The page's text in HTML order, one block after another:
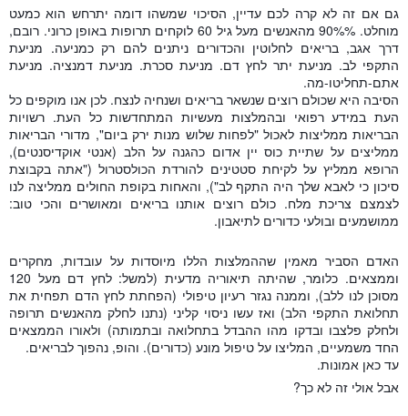
גם אם זה לא קרה לכם עדיין, הסיכוי שמשהו דומה יתרחש הוא כמעט
מוחלט. 90%% מהאנשים מעל גיל 60 לוקחים תרופות באופן כרוני. רובם,
דרך אגב, בריאים לחלוטין והכדורים ניתנים להם רק כמניעה. מניעת
התקפי לב. מניעת יתר לחץ דם. מניעת סכרת. מניעת דמנציה. מניעת
אתם-תחליטו-מה.
הסיבה היא שכולם רוצים שנשאר בריאים ושנחיה לנצח. לכן אנו מוקפים כל
העת במידע רפואי ובהמלצות מעשיות המתחדשות כל העת. רשויות
הבריאות ממליצות לאכול "לפחות שלוש מנות ירק ביום", מדורי הבריאות
ממליצים על שתיית כוס יין אדום כהגנה על הלב (אנטי אוקדיסנטים),
הרופא ממליץ על לקיחת סטטינים להורדת הכולסטרול ("אתה בקבוצת
סיכון כי לאבא שלך היה התקף לב"), והאחות בקופת החולים ממליצה לנו
לצמצם צריכת מלח. כולם רוצים אותנו בריאים ומאושרים והכי טוב:
ממושמעים ובולעי כדורים לתיאבון.
האדם הסביר מאמין שההמלצות הללו מיוסדות על עובדות, מחקרים
וממצאים. כלומר, שהיתה תיאוריה מדעית (למשל: לחץ דם מעל 120
מסוכן לנו ללב), וממנה נגזר רעיון טיפולי (הפחתת לחץ הדם תפחית את
תחלואת התקפי הלב) ואז עשו ניסוי קליני (נתנו לחלק מהאנשים תרופה
ולחלק פלצבו ובדקו מהו ההבדל בתחלואה ובתמותה) ולאורו הממצאים
החד משמעיים, המליצו על טיפול מונע (כדורים). והופ, נהפוך לבריאים.
עד כאן אמונות.
אבל אולי זה לא כך?